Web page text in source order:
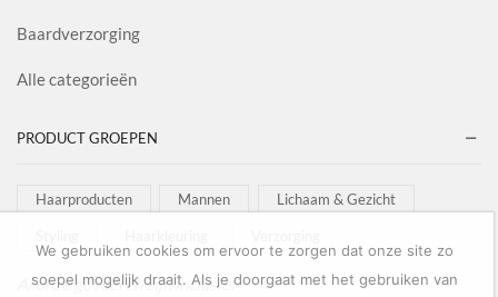
Baardverzorging
Alle categorieën
PRODUCT GROEPEN
Haarproducten Mannen Lichaam & Gezicht
Al onze goederen zijn inclusief
We gebruiken cookies om ervoor te zorgen dat onze site zo
soepel mogelijk draait. Als je doorgaat met het gebruiken van